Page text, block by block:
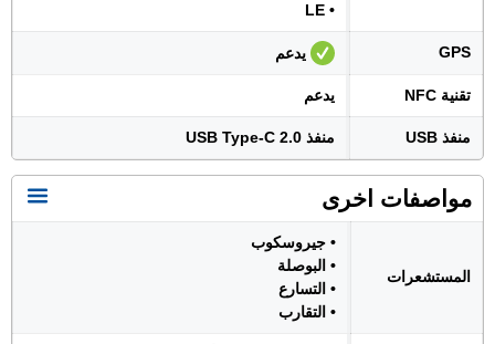
• LE
GPS يدعم
تقنية NFC يدعم
منفذ USB منفذ USB Type-C 2.0
مواصفات اخرى
المستشعرات
• جيروسكوب
• البوصلة
• التسارع
• التقارب